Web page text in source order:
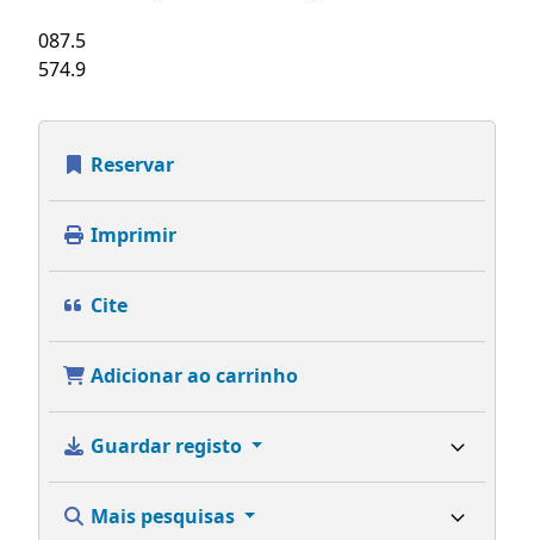
087.5
574.9
Reservar
Imprimir
Cite
Adicionar ao carrinho
Guardar registo
Mais pesquisas